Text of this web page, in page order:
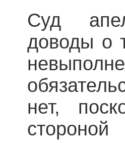
Суд
доводы о
нет,